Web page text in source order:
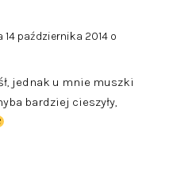
14 października 2014 o
jednak u mnie muszki
bardziej cieszyły,